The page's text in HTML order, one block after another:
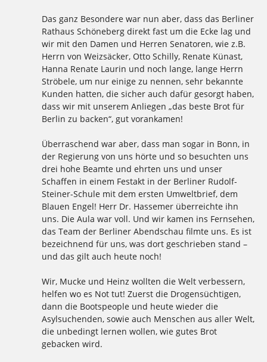
Das ganz Besondere war nun aber, dass das Berliner
Rathaus Schöneberg direkt fast um die Ecke lag und
wir mit den Damen und Herren Senatoren, wie z.B.
Herrn von Weizsäcker, Otto Schilly, Renate Künast,
Hanna Renate Laurin und noch lange, lange Herrn
Ströbele, um nur einige zu nennen, sehr bekannte
Kunden hatten, die sicher auch dafür gesorgt haben,
dass wir mit unserem Anliegen „das beste Brot für
Berlin zu backen“, gut vorankamen!
Überraschend war aber, dass man sogar in Bonn, in
der Regierung von uns hörte und so besuchten uns
drei hohe Beamte und ehrten uns und unser
Schaffen in einem Festakt in der Berliner Rudolf-
Steiner-Schule mit dem ersten Umweltbrief, dem
Blauen Engel! Herr Dr. Hassemer überreichte ihn
uns. Die Aula war voll. Und wir kamen ins Fernsehen,
das Team der Berliner Abendschau filmte uns. Es ist
bezeichnend für uns, was dort geschrieben stand –
und das gilt auch heute noch!
Wir, Mucke und Heinz wollten die Welt verbessern,
helfen wo es Not tut! Zuerst die Drogensüchtigen,
dann die Bootspeople und heute wieder die
Asylsuchenden, sowie auch Menschen aus aller Welt,
die unbedingt lernen wollen, wie gutes Brot
gebacken wird.